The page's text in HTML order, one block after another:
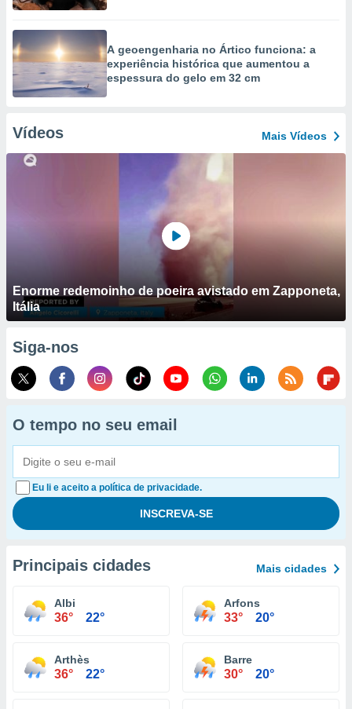
A geoengenharia no Ártico funciona: a
experiência histórica que aumentou a
espessura do gelo em 32 cm
Vídeos Mais Vídeos
Enorme redemoinho de poeira avistado em Zapponeta,
Itália
Siga-nos
O tempo no seu email
Eu li e aceito a política de privacidade.
Principais cidades Mais cidades
Albi
36° 22°
Arfons
33° 20°
Arthès
36° 22°
Barre
30° 20°